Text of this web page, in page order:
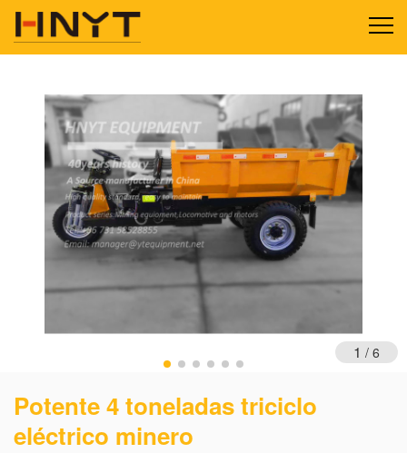
1 / 6
Potente 4 toneladas triciclo
eléctrico minero